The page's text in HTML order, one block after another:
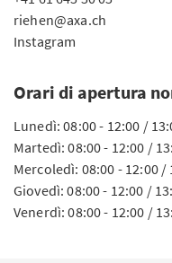
riehen@axa.ch
Instagram
Orari di apertura
Lunedì: 08:00 - 12:00 /
Martedì: 08:00 - 12:00 /
Mercoledì: 08:00 - 12:00 /
Giovedì: 08:00 - 12:00 /
Venerdì: 08:00 - 12:00 /